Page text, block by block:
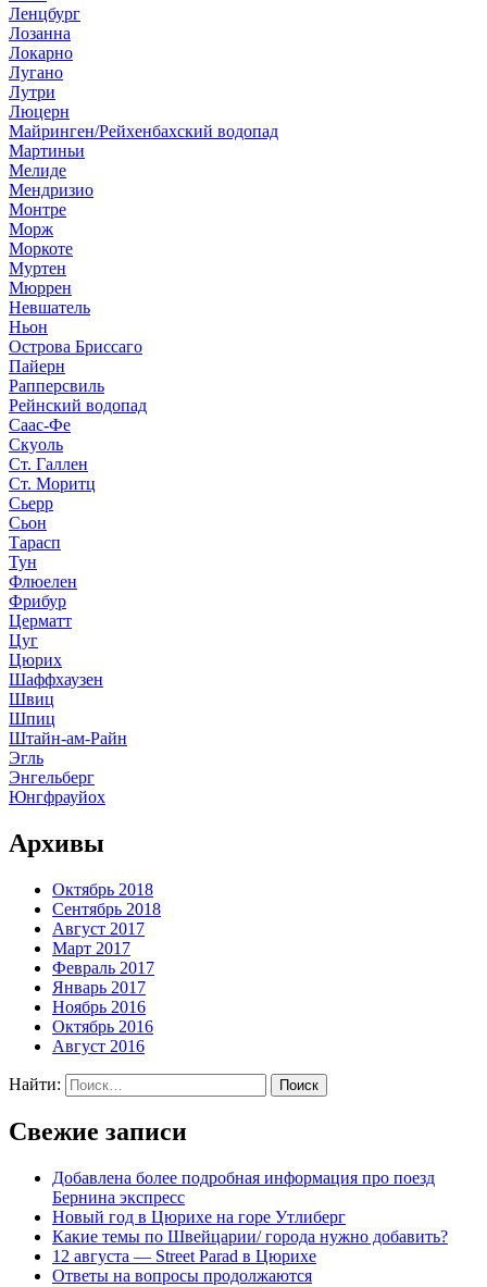
Ленцбург
Лозанна
Локарно
Лугано
Лутри
Люцерн
Майринген/Рейхенбахский водопад
Мартиньи
Мелиде
Мендризио
Монтре
Морж
Моркоте
Муртен
Мюррен
Невшатель
Ньон
Острова Бриссаго
Пайерн
Рапперсвиль
Рейнский водопад
Саас-Фе
Скуоль
Ст. Галлен
Ст. Моритц
Сьерр
Сьон
Тарасп
Тун
Флюелен
Фрибур
Церматт
Цуг
Цюрих
Шаффхаузен
Швиц
Шпиц
Штайн-ам-Райн
Эгль
Энгельберг
Юнгфрауйох
Архивы
Октябрь 2018
Сентябрь 2018
Август 2017
Март 2017
Февраль 2017
Январь 2017
Ноябрь 2016
Октябрь 2016
Август 2016
Найти:
Свежие записи
Добавлена более подробная информация про поезд
Бернина экспресс
Новый год в Цюрихе на горе Утлиберг
Какие темы по Швейцарии/ города нужно добавить?
12 августа — Street Parad в Цюрихе
Ответы на вопросы продолжаются